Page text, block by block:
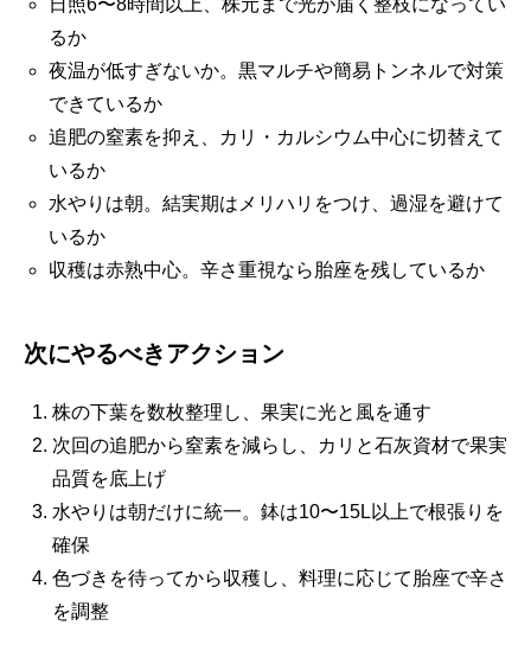
日照6〜8時間以上、株元まで光が届く整枝になってい
るか
夜温が低すぎないか。黒マルチや簡易トンネルで対策
できているか
追肥の窒素を抑え、カリ・カルシウム中心に切替えて
いるか
水やりは朝。結実期はメリハリをつけ、過湿を避けて
いるか
収穫は赤熟中心。辛さ重視なら胎座を残しているか
次にやるべきアクション
株の下葉を数枚整理し、果実に光と風を通す
次回の追肥から窒素を減らし、カリと石灰資材で果実
品質を底上げ
水やりは朝だけに統一。鉢は10〜15L以上で根張りを
確保
色づきを待ってから収穫し、料理に応じて胎座で辛さ
を調整